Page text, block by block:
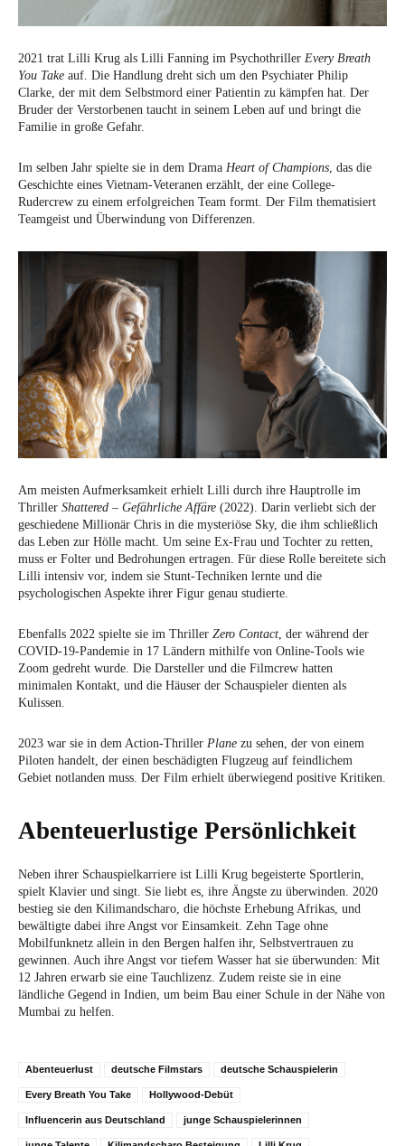
2021 trat Lilli Krug als Lilli Fanning im Psychothriller Every Breath
You Take auf. Die Handlung dreht sich um den Psychiater Philip
Clarke, der mit dem Selbstmord einer Patientin zu kämpfen hat. Der
Bruder der Verstorbenen taucht in seinem Leben auf und bringt die
Familie in große Gefahr.
Im selben Jahr spielte sie in dem Drama Heart of Champions , das die
Geschichte eines Vietnam-Veteranen erzählt, der eine College-
Rudercrew zu einem erfolgreichen Team formt. Der Film thematisiert
Teamgeist und Überwindung von Differenzen.
Am meisten Aufmerksamkeit erhielt Lilli durch ihre Hauptrolle im
Thriller Shattered – Gefährliche Affäre (2022). Darin verliebt sich der
geschiedene Millionär Chris in die mysteriöse Sky, die ihm schließlich
das Leben zur Hölle macht. Um seine Ex-Frau und Tochter zu retten,
muss er Folter und Bedrohungen ertragen. Für diese Rolle bereitete sich
Lilli intensiv vor, indem sie Stunt-Techniken lernte und die
psychologischen Aspekte ihrer Figur genau studierte.
Ebenfalls 2022 spielte sie im Thriller Zero Contact, der während der
COVID-19-Pandemie in 17 Ländern mithilfe von Online-Tools wie
Zoom gedreht wurde. Die Darsteller und die Filmcrew hatten
minimalen Kontakt, und die Häuser der Schauspieler dienten als
Kulissen.
2023 war sie in dem Action-Thriller Plane zu sehen, der von einem
Piloten handelt, der einen beschädigten Flugzeug auf feindlichem
Gebiet notlanden muss. Der Film erhielt überwiegend positive Kritiken.
Abenteuerlustige Persönlichkeit
Neben ihrer Schauspielkarriere ist Lilli Krug begeisterte Sportlerin,
spielt Klavier und singt. Sie liebt es, ihre Ängste zu überwinden. 2020
bestieg sie den Kilimandscharo, die höchste Erhebung Afrikas, und
bewältigte dabei ihre Angst vor Einsamkeit. Zehn Tage ohne
Mobilfunknetz allein in den Bergen halfen ihr, Selbstvertrauen zu
gewinnen. Auch ihre Angst vor tiefem Wasser hat sie überwunden: Mit
12 Jahren erwarb sie eine Tauchlizenz. Zudem reiste sie in eine
ländliche Gegend in Indien, um beim Bau einer Schule in der Nähe von
Mumbai zu helfen.
Abenteuerlust deutsche Filmstars deutsche Schauspielerin
Every Breath You Take Hollywood-Debüt
Influencerin aus Deutschland junge Schauspielerinnen